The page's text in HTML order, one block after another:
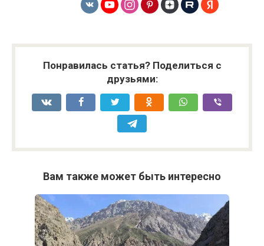
Понравилась статья? Поделиться с
друзьями:
Вам также может быть интересно